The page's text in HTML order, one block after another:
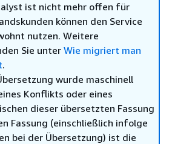
ist nicht mehr offen für
können den Service
nutzen. Weitere
Sie unter Wie migriert man
.
wurde maschinell
Konflikts oder eines
dieser übersetzten Fassung
Fassung (einschließlich infolge
bei der Übersetzung) ist die